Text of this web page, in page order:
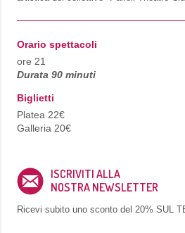
Orario spettacoli
ore 21
Durata 90 minuti
Biglietti
Platea 22€
Galleria 20€
ISCRIVITI ALLA
NOSTRA NEWSLETTER
Ricevi subito uno sconto del 20% SUL